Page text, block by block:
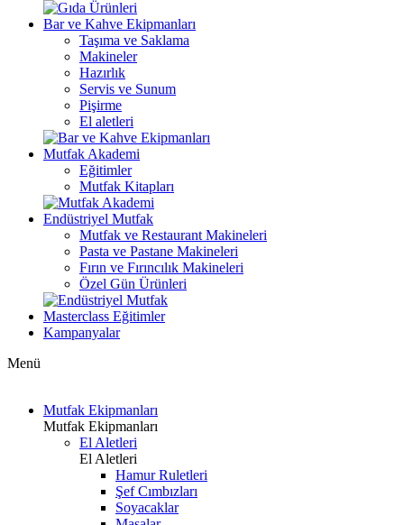
Bar ve Kahve Ekipmanları
Taşıma ve Saklama
Makineler
Hazırlık
Servis ve Sunum
Pişirme
El aletleri
Mutfak Akademi
Eğitimler
Mutfak Kitapları
Endüstriyel Mutfak
Mutfak ve Restaurant Makineleri
Pasta ve Pastane Makineleri
Fırın ve Fırıncılık Makineleri
Özel Gün Ürünleri
Masterclass Eğitimler
Kampanyalar
Menü
Mutfak Ekipmanları
Mutfak Ekipmanları
El Aletleri
El Aletleri
Hamur Ruletleri
Şef Cımbızları
Soyacaklar